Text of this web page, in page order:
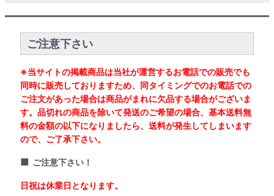
ご注意下さい
※当サイトの掲載商品は当社が運営するお電話での販売でも
同時に販売しておりますため、同タイミングでのお電話での
ご注文があった場合は商品がまれに欠品する場合がございま
す。品切れの商品を除いて発送のご希望の場合、基本送料無
料の金額の以下になりましたら、送料が発生してしまいます
ので、ご了承下さい。
■ ご注意下さい！
日祝は休業日となります。